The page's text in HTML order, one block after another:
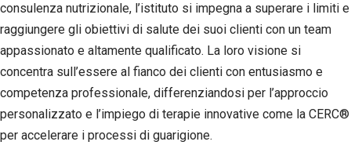
consulenza nutrizionale, l’istituto si impegna a superare i limiti e
raggiungere gli obiettivi di salute dei suoi clienti con un team
appassionato e altamente qualificato. La loro visione si
concentra sull’essere al fianco dei clienti con entusiasmo e
competenza professionale, differenziandosi per l’approccio
personalizzato e l’impiego di terapie innovative come la CERC®
per accelerare i processi di guarigione.